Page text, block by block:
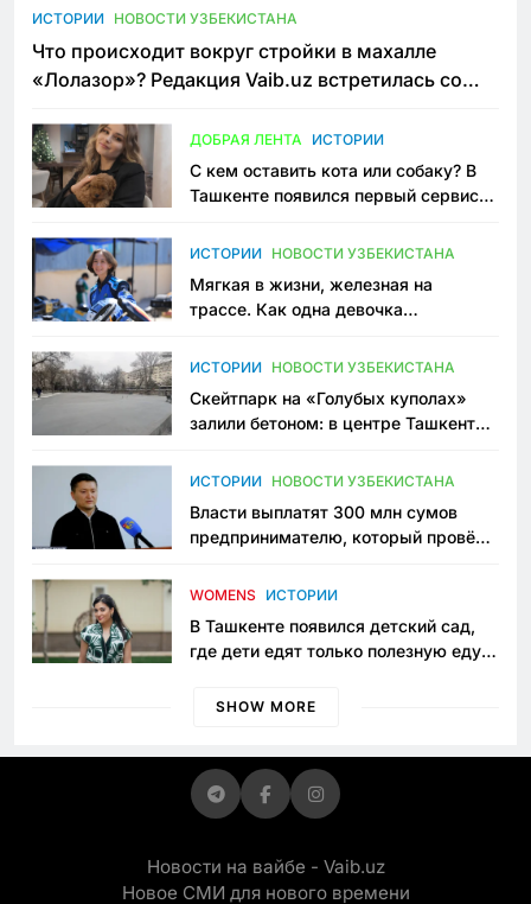
ИСТОРИИ НОВОСТИ УЗБЕКИСТАНА
Что происходит вокруг стройки в махалле
«Лолазор»? Редакция Vaib.uz встретилась со
ДОБРАЯ ЛЕНТА ИСТОРИИ
С кем оставить кота или собаку? В
Ташкенте появился первый сервис
ИСТОРИИ НОВОСТИ УЗБЕКИСТАНА
Мягкая в жизни, железная на
трассе. Как одна девочка
Узбекистане
ИСТОРИИ НОВОСТИ УЗБЕКИСТАНА
Скейтпарк на «Голубых куполах»
залили бетоном: в центре Ташкента
пространство
ИСТОРИИ НОВОСТИ УЗБЕКИСТАНА
Власти выплатят 300 млн сумов
предпринимателю, который провёл
приговору
WOMENS ИСТОРИИ
В Ташкенте появился детский сад,
где дети едят только полезную еду.
просить «кашу без сахара»
SHOW MORE
Новости на вайбе - Vaib.uz
Новое СМИ для нового времени